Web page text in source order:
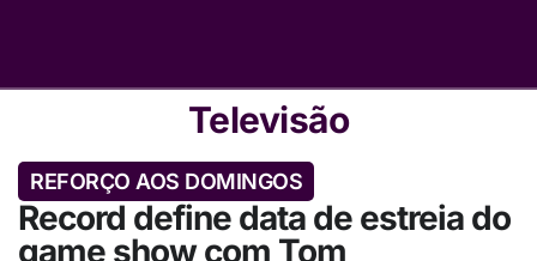
Televisão
REFORÇO AOS DOMINGOS
Record define data de estreia do
game show com Tom